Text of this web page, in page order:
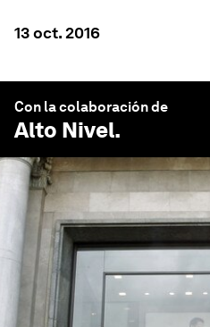
13 oct. 2016
Con la colaboración de
Alto Nivel.